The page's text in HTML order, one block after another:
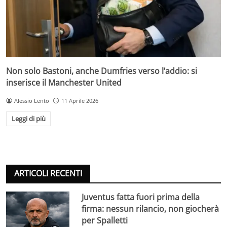
Non solo Bastoni, anche Dumfries verso l’addio: si
inserisce il Manchester United
Alessio Lento 11 Aprile 2026
Leggi di più
ARTICOLI RECENTI
Juventus fatta fuori prima della
firma: nessun rilancio, non giocherà
per Spalletti